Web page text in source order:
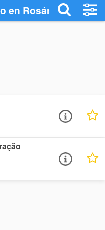
en Rosário Oeste -